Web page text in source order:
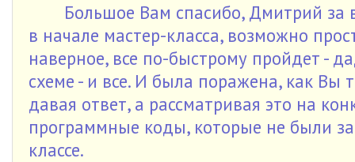
Большое Вам спасибо, Дмитрий за
в начале мастер-класса, возможно
наверное, все по-быстрому пройдет -
схеме - и все. И была поражена, как Вы
давая ответ, а рассматривая это на
программные коды, которые не были
классе.